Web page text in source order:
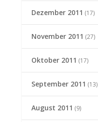
Dezember 2011 (17)
November 2011 (27)
Oktober 2011 (17)
September 2011 (13)
August 2011 (9)